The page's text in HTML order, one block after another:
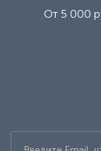
От 5 000